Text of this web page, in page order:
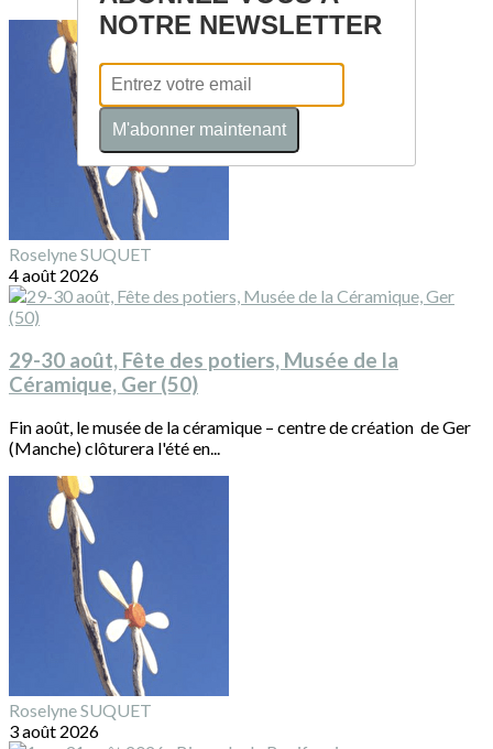
Roselyne SUQUET
4 août 2026
29-30 août, Fête des potiers, Musée de la
Céramique, Ger (50)
Fin août, le musée de la céramique – centre de création de Ger
(Manche) clôturera l'été en...
Roselyne SUQUET
3 août 2026
NOTRE NEWSLETTER
M'abonner maintenant